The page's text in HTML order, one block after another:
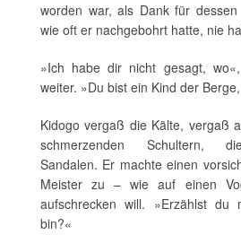
worden war, als Dank für
wie oft er nachgebohrt hatte, nie
»Ich habe dir nicht gesagt,
weiter. »Du bist ein Kind der
Kidogo vergaß die Kälte, vergaß
schmerzenden Schultern,
Sandalen. Er machte einen
Meister zu – wie auf einen
aufschrecken will. »Erzählst du
bin?«